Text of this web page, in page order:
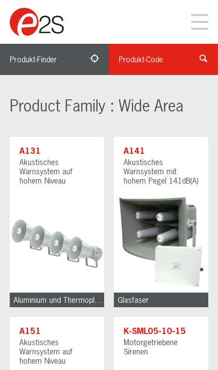
Produkt-Finder Produkt-Code
Product Family : Wide Area
A131
Akustisches
Warnsystem auf
hohem Niveau
Aluminium und Thermoplastik
A141
Akustisches
Warnsystem mit
hohem Pegel 141dB(A)
Glasfaser
A151
Akustisches
Warnsystem auf
hohem Niveau
K-SML05-10-15
Motorgetriebene
Sirenen